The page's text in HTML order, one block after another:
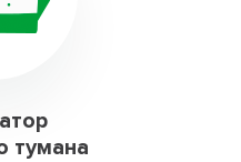
тумана